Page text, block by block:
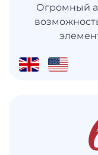
Огромный